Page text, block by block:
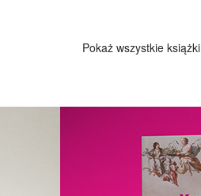
Pokaż wszystkie książki